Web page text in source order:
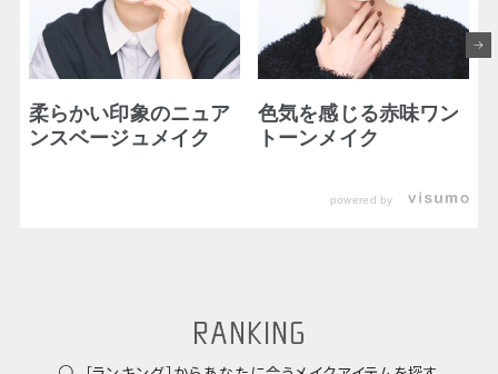
柔らかい印象のニュア
ンスベージュメイク
色気を感じる赤味ワン
トーンメイク
powered by